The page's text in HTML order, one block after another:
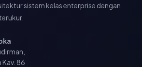
sistem kelas enterprise dengan
Kav. 86